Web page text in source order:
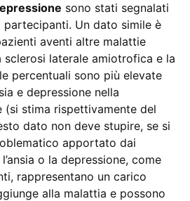
sono stati segnalati
Un dato simile è
aventi altre malattie
sclerosi laterale amiotrofica e la
percentuali sono più elevate
e depressione nella
(si stima rispettivamente del
dato non deve stupire, se si
apportato dai
o la depressione, come
rappresentano un carico
alla malattia e possono